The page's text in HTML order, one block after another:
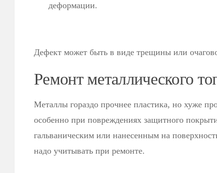
деформации.
Дефект может быть в виде трещины или
Ремонт металлического
Металлы гораздо прочнее пластика, но хуже
особенно при повреждениях защитного
гальваническим или нанесенным на
надо учитывать при ремонте.